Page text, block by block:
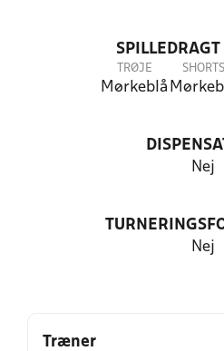
TRØJE
Mørkeblå
SHORTS
Nej
Nej
Træner